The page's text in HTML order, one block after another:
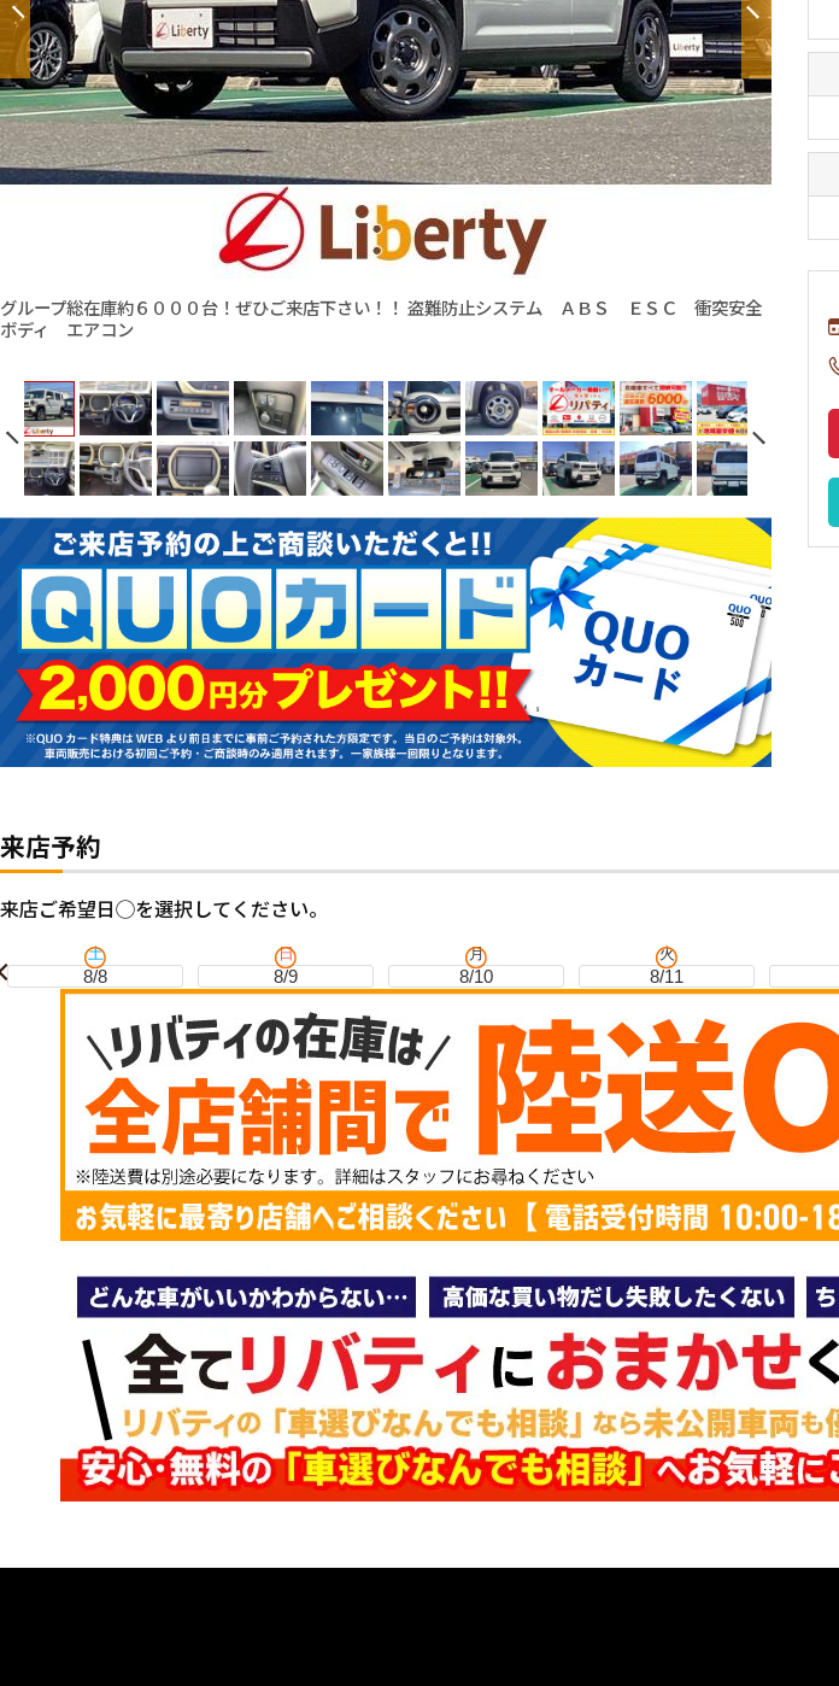
グループ総在庫約６０００台！ぜひご来店下さい！！ 盗難防止システム ＡＢＳ ＥＳＣ 衝突安全
ボディ エアコン
来店予約
来店ご希望日◯を選択してください。
土
8/8
日
8/9
月
8/10
火
8/11